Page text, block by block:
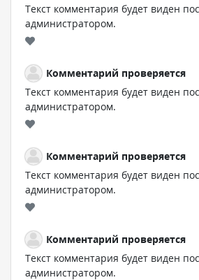
Текст комментария будет виден
администратором.
Комментарий проверяется
Текст комментария будет виден
администратором.
Комментарий проверяется
Текст комментария будет виден
администратором.
Комментарий проверяется
Текст комментария будет виден
администратором.